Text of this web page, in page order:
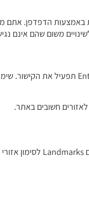
באמצעות הדפדפן. אתם
משום שהם אינם
חשובים באתר.